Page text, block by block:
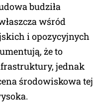
budziła
wśród
i opozycyjnych
że to
jednak
środowiskowa tej